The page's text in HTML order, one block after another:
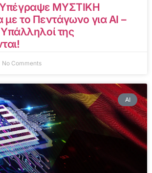
ΜΥΣΤΙΚΗ
το Πεντάγωνο για AI –
Υπάλληλοί της
No Comments
AI